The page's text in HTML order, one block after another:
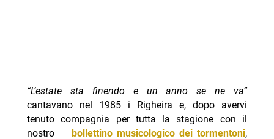
“L’estate sta finendo e un anno se ne va”
cantavano nel 1985 i Righeira e, dopo avervi
tenuto compagnia per tutta la stagione con il
nostro
bollettino musicologico dei tormentoni,